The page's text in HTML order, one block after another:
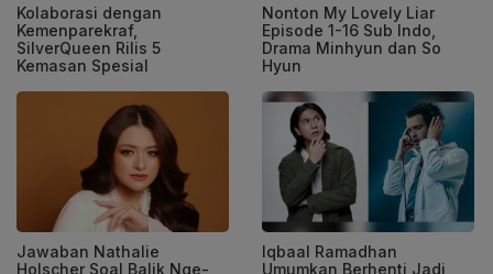
Kolaborasi dengan
Kemenparekraf,
SilverQueen Rilis 5
Kemasan Spesial
Nonton My Lovely Liar
Episode 1-16 Sub Indo,
Drama Minhyun dan So
Hyun
Jawaban Nathalie
Holscher Soal Balik Nge-
Iqbaal Ramadhan
Umumkan Berhenti Jadi